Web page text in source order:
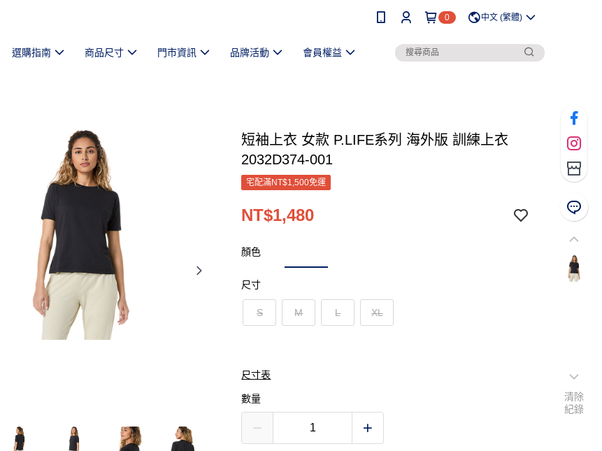
0 中文 (繁體)
選購指南 商品尺寸 門市資訊 品牌活動 會員權益
短袖上衣 女款 P.LIFE系列 海外版 訓練上衣
2032D374-001
宅配滿NT$1,500免運
NT$1,480
顏色
尺寸
S M L XL
尺寸表
數量
清除
紀錄